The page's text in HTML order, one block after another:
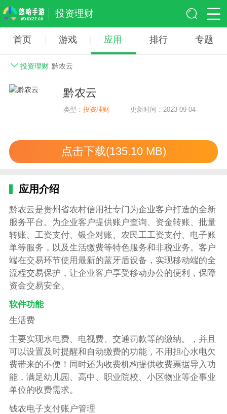
投资理财
首页 游戏 应用 排行 专题
投资理财 黔农云
黔农云
类型：投资理财 更新时间：2023-09-04
点击下载(135.10 MB)
应用介绍
黔农云是贵州省农村信用社专门为企业客户打造的全新
服务平台。为企业客户提供账户查询、资金转账、批量
转账、工资支付、银企对账、农民工工资支付、电子账
单等服务，以及生活缴费等特色服务和非税业务。客户
端在交易环节使用最新的蓝牙盾设备，实现移动端的全
流程交易保护，让企业客户享受移动办公的便利，保障
资金交易安全。
软件功能
生活费
主要实现水电费、电视费、交通罚款等的缴纳。，并且
可以设置及时提醒和自动缴费的功能，不用担心水电欠
费带来的不便！同时还为收费机构提供收费票据导入功
能，满足幼儿园、高中、职业院校、小区物业等企事业
单位的收费需求。
钱农电子支付账户管理